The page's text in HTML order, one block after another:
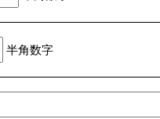
半角数字